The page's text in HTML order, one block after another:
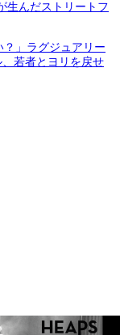
生んだストリートフ
」ラグジュアリー
若者とヨリを戻せ